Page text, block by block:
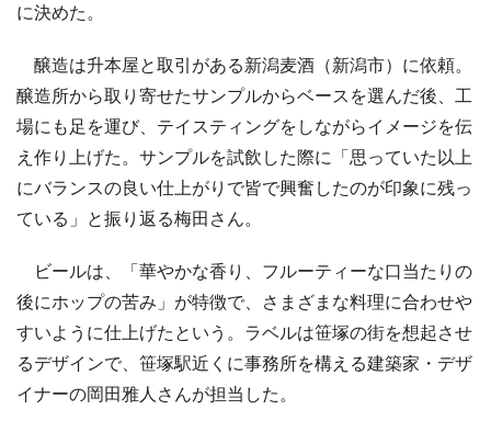
に決めた。
醸造は升本屋と取引がある新潟麦酒（新潟市）に依頼。
醸造所から取り寄せたサンプルからベースを選んだ後、工
場にも足を運び、テイスティングをしながらイメージを伝
え作り上げた。サンプルを試飲した際に「思っていた以上
にバランスの良い仕上がりで皆で興奮したのが印象に残っ
ている」と振り返る梅田さん。
ビールは、「華やかな香り、フルーティーな口当たりの
後にホップの苦み」が特徴で、さまざまな料理に合わせや
すいように仕上げたという。ラベルは笹塚の街を想起させ
るデザインで、笹塚駅近くに事務所を構える建築家・デザ
イナーの岡田雅人さんが担当した。